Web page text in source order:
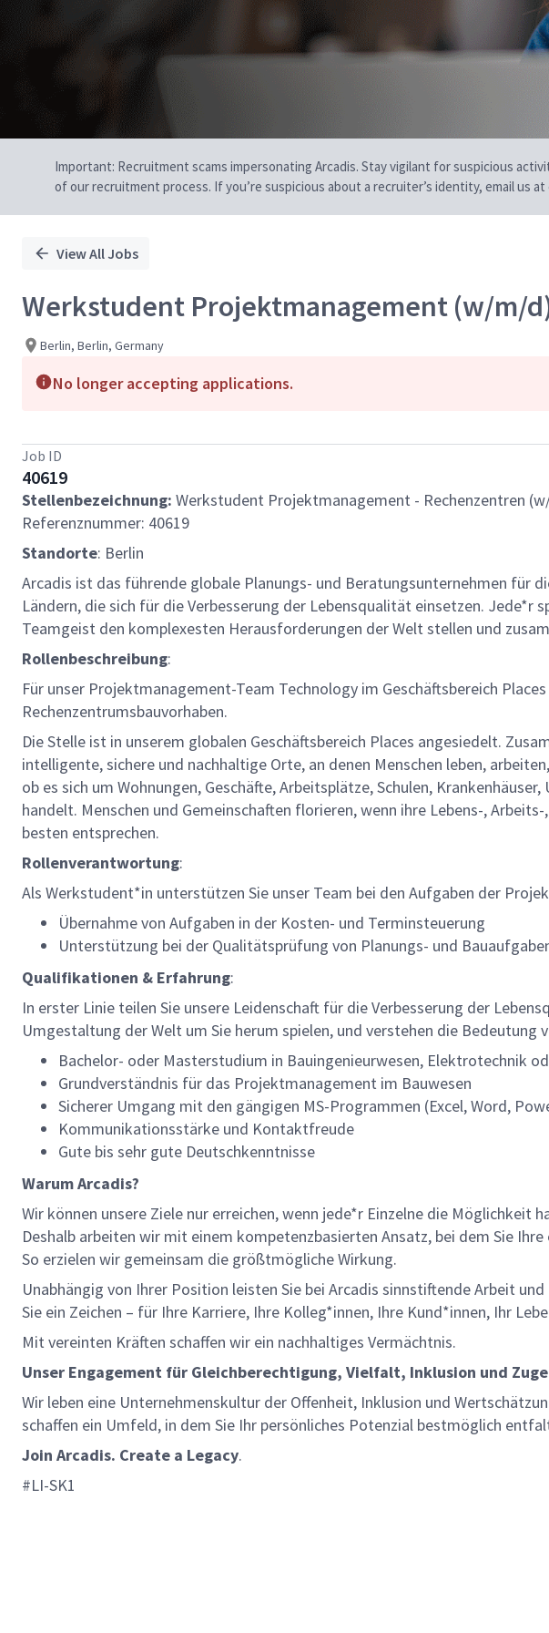
Important: Recruitment scams impersonating Arcadis. Stay vigilant for suspicious
of our recruitment process. If you’re suspicious about a recruiter’s identity, email us
View All Jobs
Werkstudent Projektmanagement (w/m/
Berlin, Berlin, Germany
No longer accepting applications.
Job ID
40619
Stellenbezeichnung: Werkstudent Projektmanagement - Rechenzentren
Referenznummer: 40619
Standorte: Berlin
Arcadis ist das führende globale Planungs- und Beratungsunternehmen für
Ländern, die sich für die Verbesserung der Lebensqualität einsetzen.
Teamgeist den komplexesten Herausforderungen der Welt stellen und
Rollenbeschreibung:
Für unser Projektmanagement-Team Technology im Geschäftsbereich
Rechenzentrumsbauvorhaben.
Die Stelle ist in unserem globalen Geschäftsbereich Places angesiedelt.
intelligente, sichere und nachhaltige Orte, an denen Menschen leben,
ob es sich um Wohnungen, Geschäfte, Arbeitsplätze, Schulen,
handelt. Menschen und Gemeinschaften florieren, wenn ihre Lebens-,
besten entsprechen.
Rollenverantwortung:
Als Werkstudent*in unterstützen Sie unser Team bei den Aufgaben der
Übernahme von Aufgaben in der Kosten- und Terminsteuerung
Unterstützung bei der Qualitätsprüfung von Planungs- und
Qualifikationen & Erfahrung:
In erster Linie teilen Sie unsere Leidenschaft für die Verbesserung der
Umgestaltung der Welt um Sie herum spielen, und verstehen die Bedeutung
Bachelor- oder Masterstudium in Bauingenieurwesen, Elektrotechnik
Grundverständnis für das Projektmanagement im Bauwesen
Sicherer Umgang mit den gängigen MS-Programmen (Excel, Word,
Kommunikationsstärke und Kontaktfreude
Gute bis sehr gute Deutschkenntnisse
Warum Arcadis?
Wir können unsere Ziele nur erreichen, wenn jede*r Einzelne die
Deshalb arbeiten wir mit einem kompetenzbasierten Ansatz, bei dem Sie
So erzielen wir gemeinsam die größtmögliche Wirkung.
Unabhängig von Ihrer Position leisten Sie bei Arcadis sinnstiftende Arbeit
Sie ein Zeichen – für Ihre Karriere, Ihre Kolleg*innen, Ihre Kund*innen, Ihr
Mit vereinten Kräften schaffen wir ein nachhaltiges Vermächtnis.
Unser Engagement für Gleichberechtigung, Vielfalt, Inklusion und
Wir leben eine Unternehmenskultur der Offenheit, Inklusion und
schaffen ein Umfeld, in dem Sie Ihr persönliches Potenzial bestmöglich
Join Arcadis. Create a Legacy.
#LI-SK1